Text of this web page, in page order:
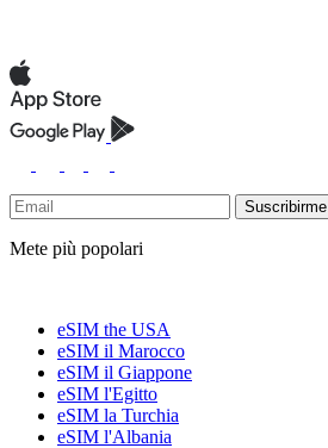
Suscribirme
Mete più popolari
eSIM the USA
eSIM il Marocco
eSIM il Giappone
eSIM l'Egitto
eSIM la Turchia
eSIM l'Albania